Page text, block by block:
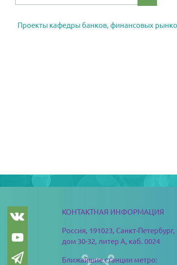
Search
Проекты кафедры банков, финансовых
Blocks
КОНТАКТНАЯ ИНФОРМАЦИЯ
Россия, 191023, Санкт-Петербург,
дом 30-32, литер А, каб. 0024
Ближайшие станции метро: